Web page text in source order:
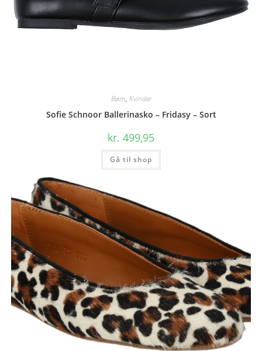
Børn, Kvinder
Sofie Schnoor Ballerinasko – Fridasy – Sort
kr. 499,95
Gå til shop